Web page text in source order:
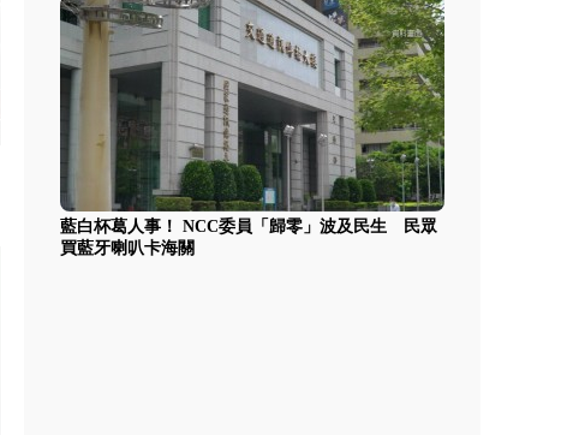
藍白杯葛人事！ NCC委員「歸零」波及民生 民眾
買藍牙喇叭卡海關